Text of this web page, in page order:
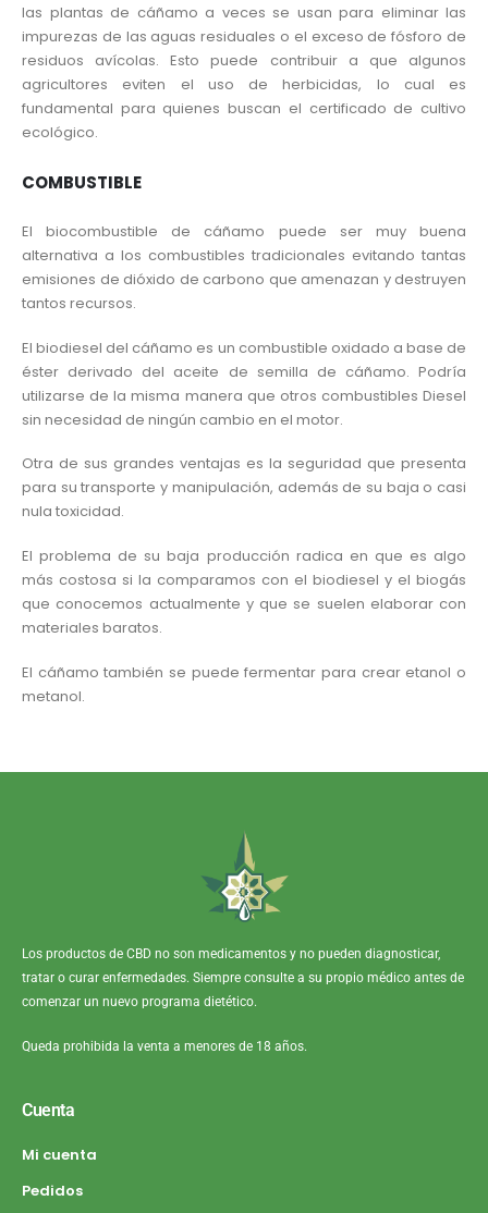
las plantas de cáñamo a veces se usan para eliminar las
impurezas de las aguas residuales o el exceso de fósforo de
residuos avícolas. Esto puede contribuir a que algunos
agricultores eviten el uso de herbicidas, lo cual es
fundamental para quienes buscan el certificado de cultivo
ecológico.
COMBUSTIBLE
El biocombustible de cáñamo puede ser muy buena
alternativa a los combustibles tradicionales evitando tantas
emisiones de dióxido de carbono que amenazan y destruyen
tantos recursos.
El biodiesel del cáñamo es un combustible oxidado a base de
éster derivado del aceite de semilla de cáñamo. Podría
utilizarse de la misma manera que otros combustibles Diesel
sin necesidad de ningún cambio en el motor.
Otra de sus grandes ventajas es la seguridad que presenta
para su transporte y manipulación, además de su baja o casi
nula toxicidad.
El problema de su baja producción radica en que es algo
más costosa si la comparamos con el biodiesel y el biogás
que conocemos actualmente y que se suelen elaborar con
materiales baratos.
El cáñamo también se puede fermentar para crear etanol o
metanol.
Los productos de CBD no son medicamentos y no pueden diagnosticar,
tratar o curar enfermedades. Siempre consulte a su propio médico antes de
comenzar un nuevo programa dietético.
Queda prohibida la venta a menores de 18 años.
Cuenta
Mi cuenta
Pedidos